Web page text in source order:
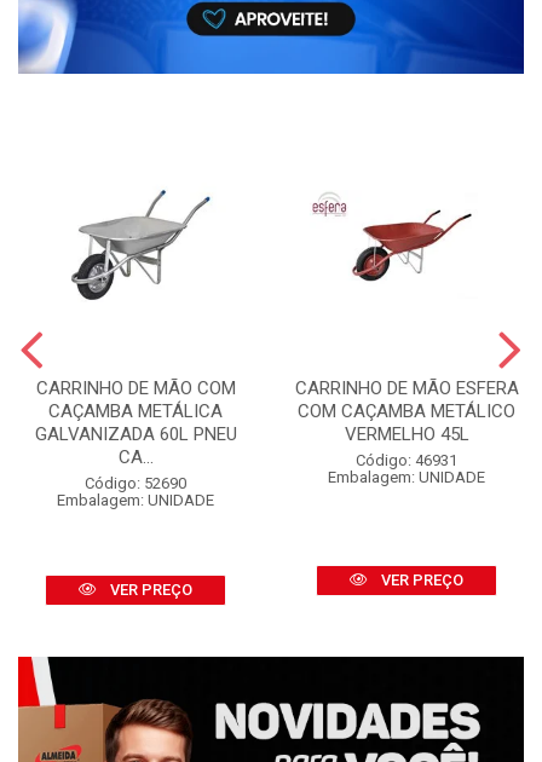
CARRINHO DE MÃO COM
CAÇAMBA METÁLICA
GALVANIZADA 60L PNEU
CA...
Código: 52690
Embalagem: UNIDADE
VER PREÇO
CARRINHO DE MÃO ESFERA
COM CAÇAMBA METÁLICO
VERMELHO 45L
Código: 46931
Embalagem: UNIDADE
VER PREÇO